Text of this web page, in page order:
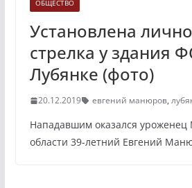
ОБЩЕСТВО
Установлена
стрелка у здания
Лубянке (фото)
20.12.2019 евгений манюров,
Нападавшим оказался уроженец
области 39-летний Евгений